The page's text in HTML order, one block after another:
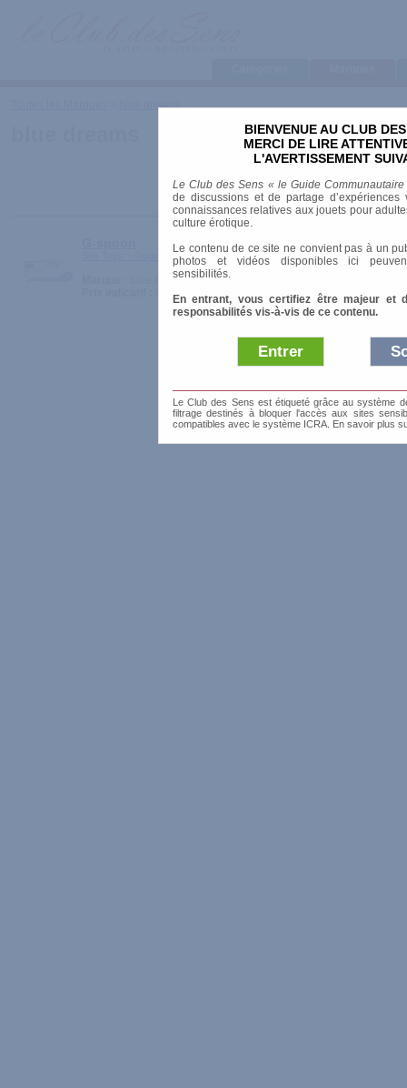
BIENVENUE AU CLUB
MERCI DE LIRE
L'AVERTISSEMENT
Le Club des Sens « le Guide
de discussions et de partage
connaissances relatives aux jouets pour
culture érotique.
Le contenu de ce site ne convient pas à un
photos et vidéos disponibles ici
sensibilités.
En entrant, vous certifiez être majeur et
responsabilités vis-à-vis de ce contenu.
Entrer
Le Club des Sens est étiqueté grâce au système
filtrage destinés à bloquer l'accès aux sites
compatibles avec le système ICRA. En savoir plus
blue dreams
Sex Toys > Godes > Funs
blue dreams
49.90 €